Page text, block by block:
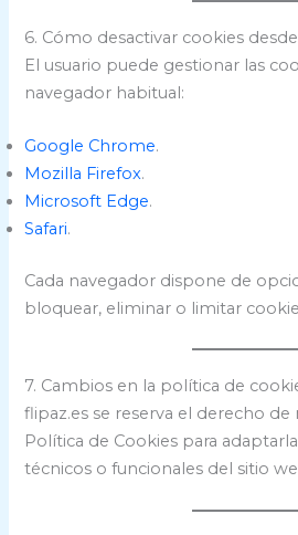
6. Cómo desactivar cookies
El usuario puede gestionar las
navegador habitual:
Google Chrome.
Mozilla Firefox.
Microsoft Edge.
Safari.
Cada navegador dispone de
bloquear, eliminar o limitar
7. Cambios en la política de
flipaz.es se reserva el derecho de
Política de Cookies para
técnicos o funcionales del sitio